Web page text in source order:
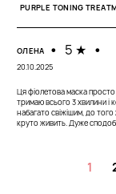
PURPLE TONING
ОЛЕНА • 5 ★ •
20.10.2025
Ця фіолетова маска
тримаю всього 3 хвилини і
набагато свіжішим, до
круто живить. Дуже
1